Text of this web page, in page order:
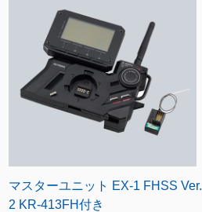
マスターユニット EX-1 FHSS Ver.
2 KR-413FH付き